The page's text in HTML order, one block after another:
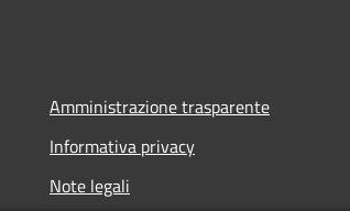
Amministrazione trasparente
Informativa privacy
Note legali